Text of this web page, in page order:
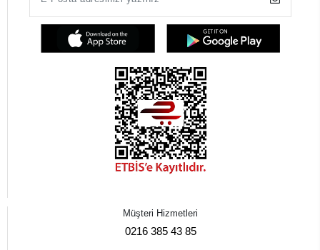
Müşteri Hizmetleri
0216 385 43 85